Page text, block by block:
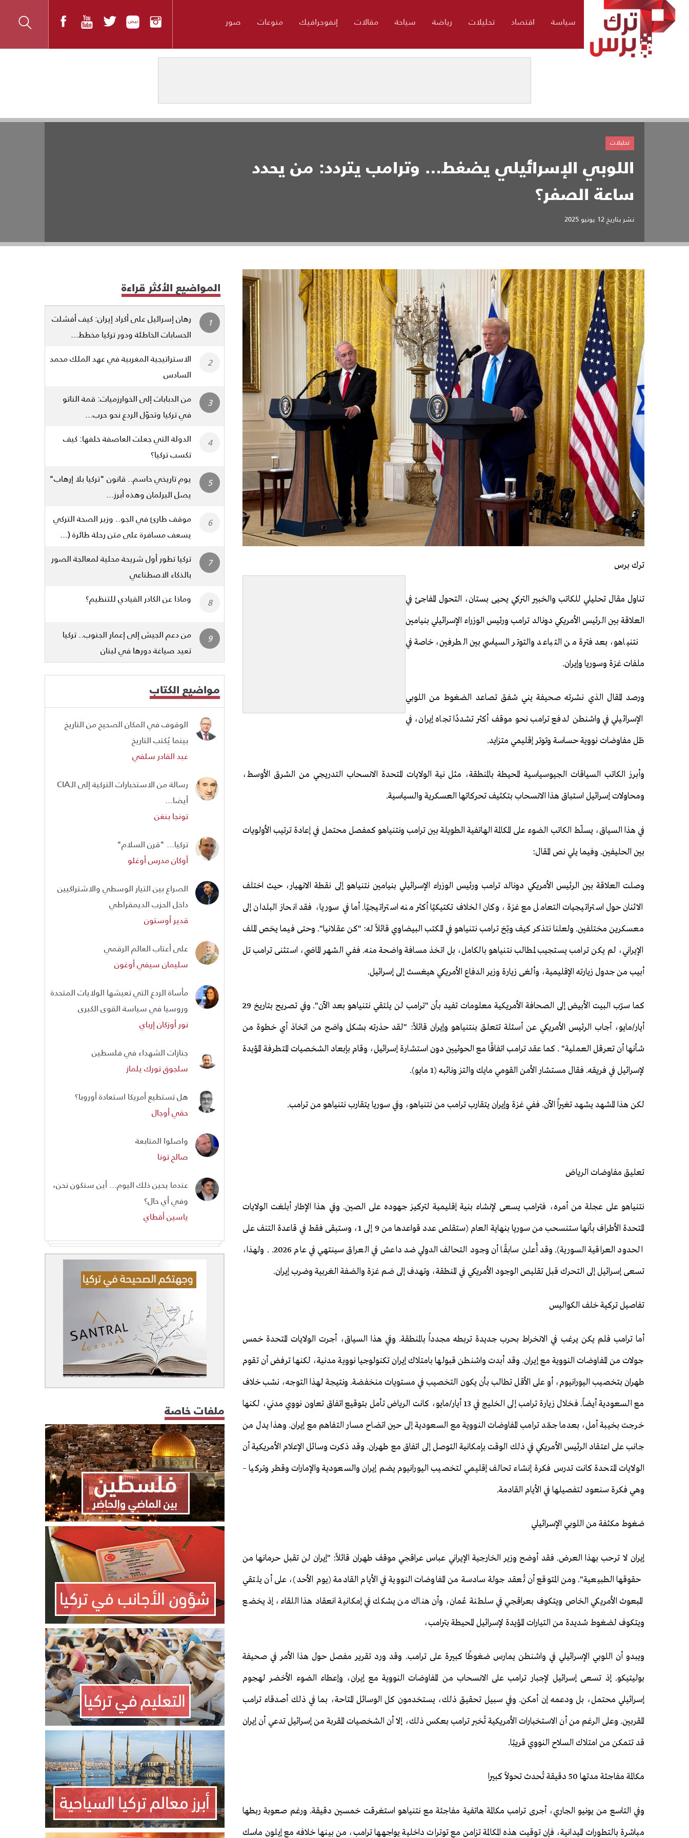
سياسة اقتصاد تحليلات رياضة سياحة مقالات إنفوجرافيك منوعات صور
اللوبي الإسرائيلي يضغط… وترامب يتردد: من يحدد
ساعة الصفر؟
نشر بتاريخ12 يونيو 2025
تحليلات
ترك برس
تناول مقال تحليلي للكاتب والخبير التركي يحيى بستان، التحول المفاجئ في
العلاقة بين الرئيس الأمريكي دونالد ترامب ورئيس الوزراء الإسرائيلي بنيامين
نتنياهو، بعد فترة من التباعد والتوتر السياسي بين الطرفين، خاصة في
ملفات غزة وسوريا وإيران.
ورصد المقال الذي نشرته صحيفة يني شفق تصاعد الضغوط من اللوبي
الإسرائيلي في واشنطن لدفع ترامب نحو موقف أكثر تشددًا تجاه إيران، في
ظل مفاوضات نووية حساسة وتوتر إقليمي متزايد.
وأبرز الكاتب السياقات الجيوسياسية المحيطة بالمنطقة، مثل نية الولايات المتحدة الانسحاب التدريجي من الشرق الأوسط،
ومحاولات إسرائيل استباق هذا الانسحاب بتكثيف تحركاتها العسكرية والسياسية.
في هذا السياق، يسلّط الكاتب الضوء على المكالمة الهاتفية الطويلة بين ترامب ونتنياهو كمفصل محتمل في إعادة ترتيب الأولويات
بين الحليفين. وفيما يلي نص المقال:
وصلت العلاقة بين الرئيس الأمريكي دونالد ترامب ورئيس الوزراء الإسرائيلي بنيامين نتنياهو إلى نقطة الانهيار، حيث اختلف
الاثنان حول استراتيجيات التعامل مع غزة، وكان الخلاف تكتيكيًا أكثر منه استراتيجيًا. أما في سوريا، فقد انحاز البلدان إلى
معسكرين مختلفين. ولعلنا نتذكر كيف وبّخ ترامب نتنياهو في المكتب البيضاوي قائلاً له: "كن عقلانيا". وحتى فيما يخص الملف
الإيراني، لم يكن ترامب يستجيب لمطالب نتنياهو بالكامل، بل اتخذ مسافة واضحة منه. ففي الشهر الماضي، استثنى ترامب تل
أبيب من جدول زيارته الإقليمية، وألغى زيارة وزير الدفاع الأمريكي هيغسث إلى إسرائيل.
كما سرّب البيت الأبيض إلى الصحافة الأمريكية معلومات تفيد بأن "ترامب لن يلتقي نتنياهو بعد الآن". وفي تصريح بتاريخ 29
أيار/مايو، أجاب الرئيس الأمريكي عن أسئلة تتعلق بنتنياهو وإيران قائلاً: "لقد حذرته بشكل واضح من اتخاذ أي خطوة من
شأنها أن تعرقل العملية" . كما عقد ترامب اتفاقًا مع الحوثيين دون استشارة إسرائيل، وقام بإبعاد الشخصيات المتطرفة المؤيدة
لإسرائيل في فريقه. فقال مستشار الأمن القومي مايك والتز ونائبه (1 مايو).
لكن هذا المشهد يشهد تغيراً الآن. ففي غزة وإيران يتقارب ترامب من نتنياهو، وفي سوريا يتقارب نتنياهو من ترامب.
تعليق مفاوضات الرياض
نتنياهو على عجلة من أمره، فترامب يسعى لإنشاء بنية إقليمية لتركيز جهوده على الصين. وفي هذا الإطار أبلغت الولايات
المتحدة الأطراف بأنها ستنسحب من سوريا بنهاية العام (ستقلص عدد قواعدها من 9 إلى 1، وستبقى فقط في قاعدة التنف على
الحدود العراقية السورية). وقد أُعلن سابقًا أن وجود التحالف الدولي ضد داعش في العراق سينتهي في عام 2026. . ولهذا،
تسعى إسرائيل إلى التحرك قبل تقليص الوجود الأمريكي في المنطقة، وتهدف إلى ضم غزة والضفة الغربية وضرب إيران.
تفاصيل تركية خلف الكواليس
أما ترامب فلم يكن يرغب في الانخراط بحرب جديدة تربطه مجدداً بالمنطقة. وفي هذا السياق، أجرت الولايات المتحدة خمس
جولات من المفاوضات النووية مع إيران. وقد أبدت واشنطن قبولها بامتلاك إيران تكنولوجيا نووية مدنية، لكنها ترفض أن تقوم
طهران بتخصيب اليورانيوم، أو على الأقل تطالب بأن يكون التخصيب في مستويات منخفضة. ونتيجة لهذا التوجه، نشب خلاف
مع السعودية أيضاً. فخلال زيارة ترامب إلى الخليج في 13 أيار/مايو، كانت الرياض تأمل بتوقيع اتفاق تعاون نووي مدني، لكنها
خرجت بخيبة أمل، بعدما جمّد ترامب المفاوضات النووية مع السعودية إلى حين اتضاح مسار التفاهم مع إيران. وهذا يدل من
جانب على اعتقاد الرئيس الأمريكي في ذلك الوقت بإمكانية التوصل إلى اتفاق مع طهران. وقد ذكرت وسائل الإعلام الأمريكية أن
الولايات المتحدة كانت تدرس فكرة إنشاء تحالف إقليمي لتخصيب اليورانيوم يضم إيران والسعودية والإمارات وقطر وتركيا –
وهي فكرة سنعود لتفصيلها في الأيام القادمة.
ضغوط مكثفة من اللوبي الإسرائيلي
إيران لا ترحب بهذا العرض. فقد أوضح وزير الخارجية الإيراني عباس عراقجي موقف طهران قائلاً: "إيران لن تقبل حرمانها من
حقوقها الطبيعية". ومن المتوقع أن تُعقد جولة سادسة من المفاوضات النووية في الأيام القادمة (يوم الأحد)، على أن يلتقي
المبعوث الأمريكي الخاص ويتكوف بعراقجي في سلطنة عُمان، وأن هناك من يشكك في إمكانية انعقاد هذا اللقاء، إذ يخضع
ويتكوف لضغوط شديدة من التيارات المؤيدة لإسرائيل المحيطة بترامب،
ويبدو أن اللوبي الإسرائيلي في واشنطن يمارس ضغوطًا كبيرة على ترامب. وقد ورد تقرير مفصل حول هذا الأمر في صحيفة
بوليتيكو. إذ تسعى إسرائيل لإجبار ترامب على الانسحاب من المفاوضات النووية مع إيران، وإعطاء الضوء الأخضر لهجوم
إسرائيلي محتمل، بل ودعمه إن أمكن. وفي سبيل تحقيق ذلك، يستخدمون كل الوسائل المتاحة، بما في ذلك أصدقاء ترامب
المقربين. وعلى الرغم من أن الاستخبارات الأمريكية تُخبر ترامب بعكس ذلك، إلا أن الشخصيات المقربة من إسرائيل تدعي أن إيران
قد تتمكن من امتلاك السلاح النووي قريبًا.
مكالمة مفاجئة مدتها 50 دقيقة تُحدث تحولاً كبيرا
وفي التاسع من يونيو الجاري، أجرى ترامب مكالمة هاتفية مفاجئة مع نتنياهو استغرقت خمسين دقيقة. ورغم صعوبة ربطها
مباشرة بالتطورات الميدانية، فإن توقيت هذه المكالمة تزامن مع توترات داخلية يواجهها ترامب، من بينها خلافه مع إيلون ماسك
المواضيع الأكثر قراءة
رهان إسرائيل على أكراد إيران: كيف أفشلت
الحسابات الخاطئة ودور تركيا مخطط...
الاستراتيجية المغربية في عهد الملك محمد
السادس
من الدبابات إلى الخوارزميات: قمة الناتو
في تركيا وتحوّل الردع نحو حرب...
الدولة التي جعلت العاصفة خلفها: كيف
تكسب تركيا؟
يوم تاريخي حاسم.. قانون "تركيا بلا إرهاب"
يصل البرلمان وهذه أبرز...
موقف طارئ في الجو.. وزير الصحة التركي
يسعف مسافرة على متن رحلة طائرة (...
تركيا تطور أول شريحة محلية لمعالجة الصور
بالذكاء الاصطناعي
وماذا عن الكادر القيادي للتنظيم؟
من دعم الجيش إلى إعمار الجنوب.. تركيا
تعيد صياغة دورها في لبنان
مواضيع الكتاب
الوقوف في المكان الصحيح من التاريخ
بينما يُكتب التاريخ
عبد القادر سلفي
رسالة من الاستخبارات التركية إلى الـCIA
أيضا...
تونجا بنغن
تركيا... "قرن السلام"
أوكان مدرس أوغلو
الصراع بين التيار الوسطي والاشتراكيين
داخل الحزب الديمقراطي
قدير أوستون
على أعتاب العالم الرقمي
سليمان سيفي أوغون
مأساة الردع التي تعيشها الولايات المتحدة
وروسيا في سياسة القوى الكبرى
نور أوزكان إرباي
جنازات الشهداء في فلسطين
سلجوق تورك يلماز
هل تستطيع أمريكا استعادة أوروبا؟
حقي أوجال
واصلوا المتابعة
صالح تونا
عندما يحين ذلك اليوم... أين سنكون نحن،
وفي أي حال؟
ياسين أقطاي
ملفات خاصة